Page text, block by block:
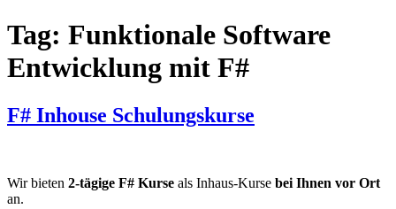
Tag: Funktionale Software
Entwicklung mit F#
F# Inhouse Schulungskurse
Wir bieten 2-tägige F# Kurse als Inhaus-Kurse bei Ihnen vor Ort
an.